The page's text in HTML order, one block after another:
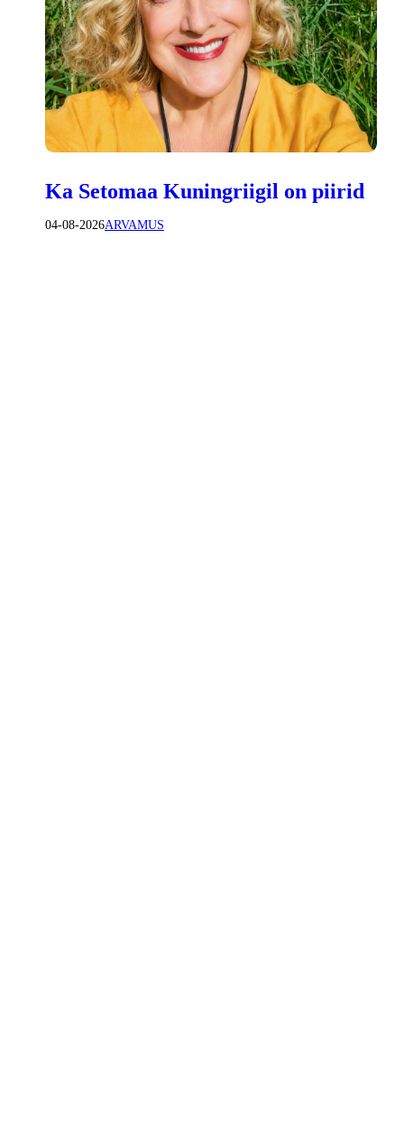
Ka Setomaa Kuningriigil on piirid
04-08-2026ARVAMUS